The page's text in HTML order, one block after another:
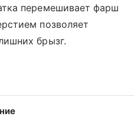
перемешивает фарш
позволяет
брызг.